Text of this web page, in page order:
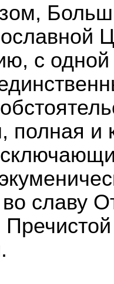
с
полная и
славу